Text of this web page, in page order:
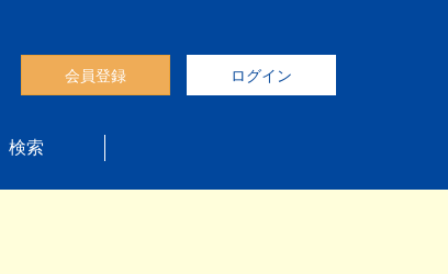
会員登録 ログイン
検索